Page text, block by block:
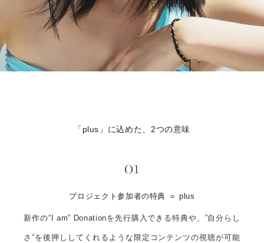
「plus」に込めた、2つの意味
01
プロジェクト参加者の特典 ＝ plus
新作の“I am” Donationを先行購入できる特典や、”自分らし
さ”を後押ししてくれるような限定コンテンツの視聴が可能